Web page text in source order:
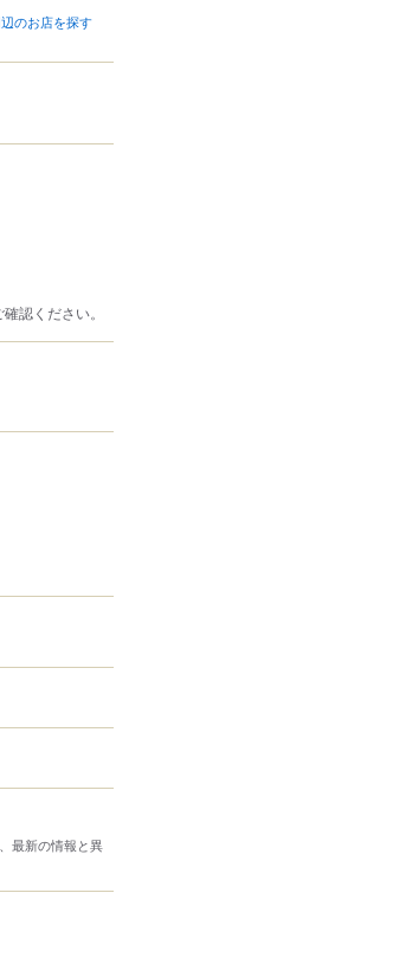
のお店を探す
認ください。
最新の情報と異